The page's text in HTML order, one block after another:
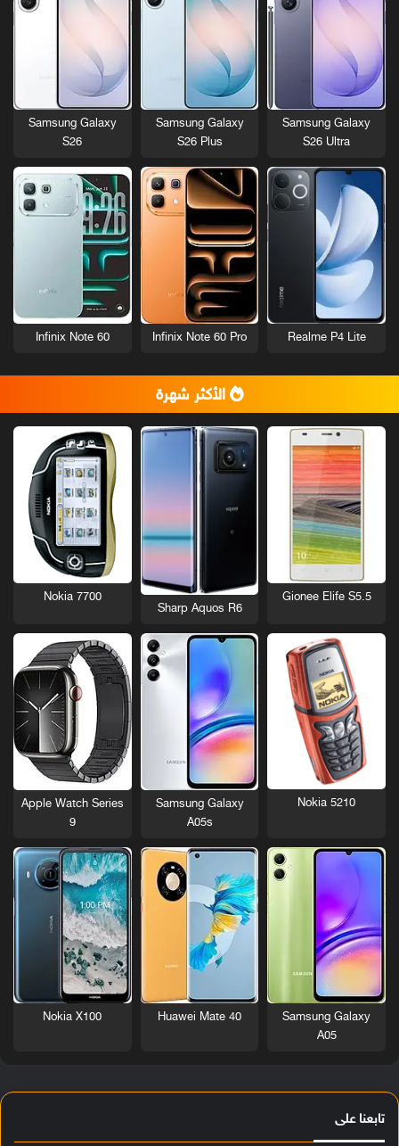
Samsung Galaxy
S26 Ultra
Samsung Galaxy
S26 Plus
Samsung Galaxy
S26
Realme P4 Lite
Infinix Note 60 Pro
Infinix Note 60
الأكثر شهرة
Gionee Elife S5.5
Sharp Aquos R6
Nokia 7700
Nokia 5210
Samsung Galaxy
A05s
Apple Watch Series
9
Samsung Galaxy
A05
Huawei Mate 40
Nokia X100
تابعنا على